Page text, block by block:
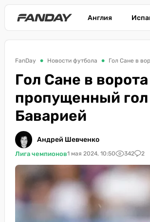
Англия
FanDay Новости футбола Гол Сане в
Гол Сане в
пропущенный гол
Баварией
Андрей Шевченко
Лига чемпионов1 мая 2024, 10:50 342 2